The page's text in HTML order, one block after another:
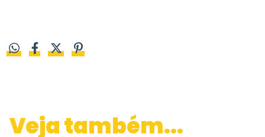
Veja também...